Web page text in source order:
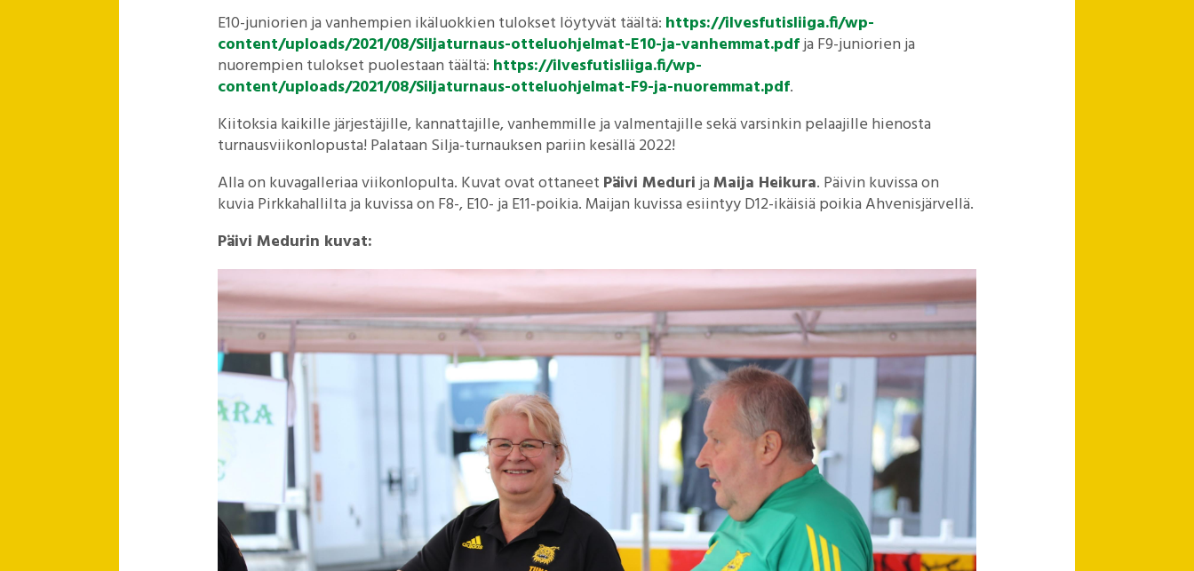
E10-juniorien ja vanhempien ikäluokkien tulokset löytyvät täältä: https://ilvesfutisliiga.fi/wp-
content/uploads/2021/08/Siljaturnaus-otteluohjelmat-E10-ja-vanhemmat.pdfja F9-juniorien ja
nuorempien tulokset puolestaan täältä: https://ilvesfutisliiga.fi/wp-
content/uploads/2021/08/Siljaturnaus-otteluohjelmat-F9-ja-nuoremmat.pdf.
Kiitoksia kaikille järjestäjille, kannattajille, vanhemmille ja valmentajille sekä varsinkin pelaajille hienosta
turnausviikonlopusta! Palataan Silja-turnauksen pariin kesällä 2022!
Alla on kuvagalleriaa viikonlopulta. Kuvat ovat ottaneet Päivi MedurijaMaija Heikura. Päivin kuvissa on
kuvia Pirkkahallilta ja kuvissa on F8-, E10- ja E11-poikia. Maijan kuvissa esiintyy D12-ikäisiä poikia Ahvenisjärvellä.
Päivi Medurin kuvat: